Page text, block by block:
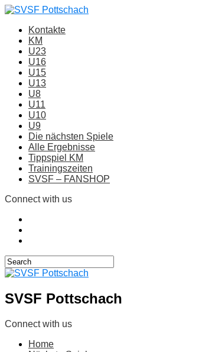
Kontakte
KM
U23
U16
U15
U13
U8
U11
U10
U9
Die nächsten Spiele
Alle Ergebnisse
Tippspiel KM
Trainingszeiten
SVSF – FANSHOP
Connect with us
SVSF Pottschach
Connect with us
Home